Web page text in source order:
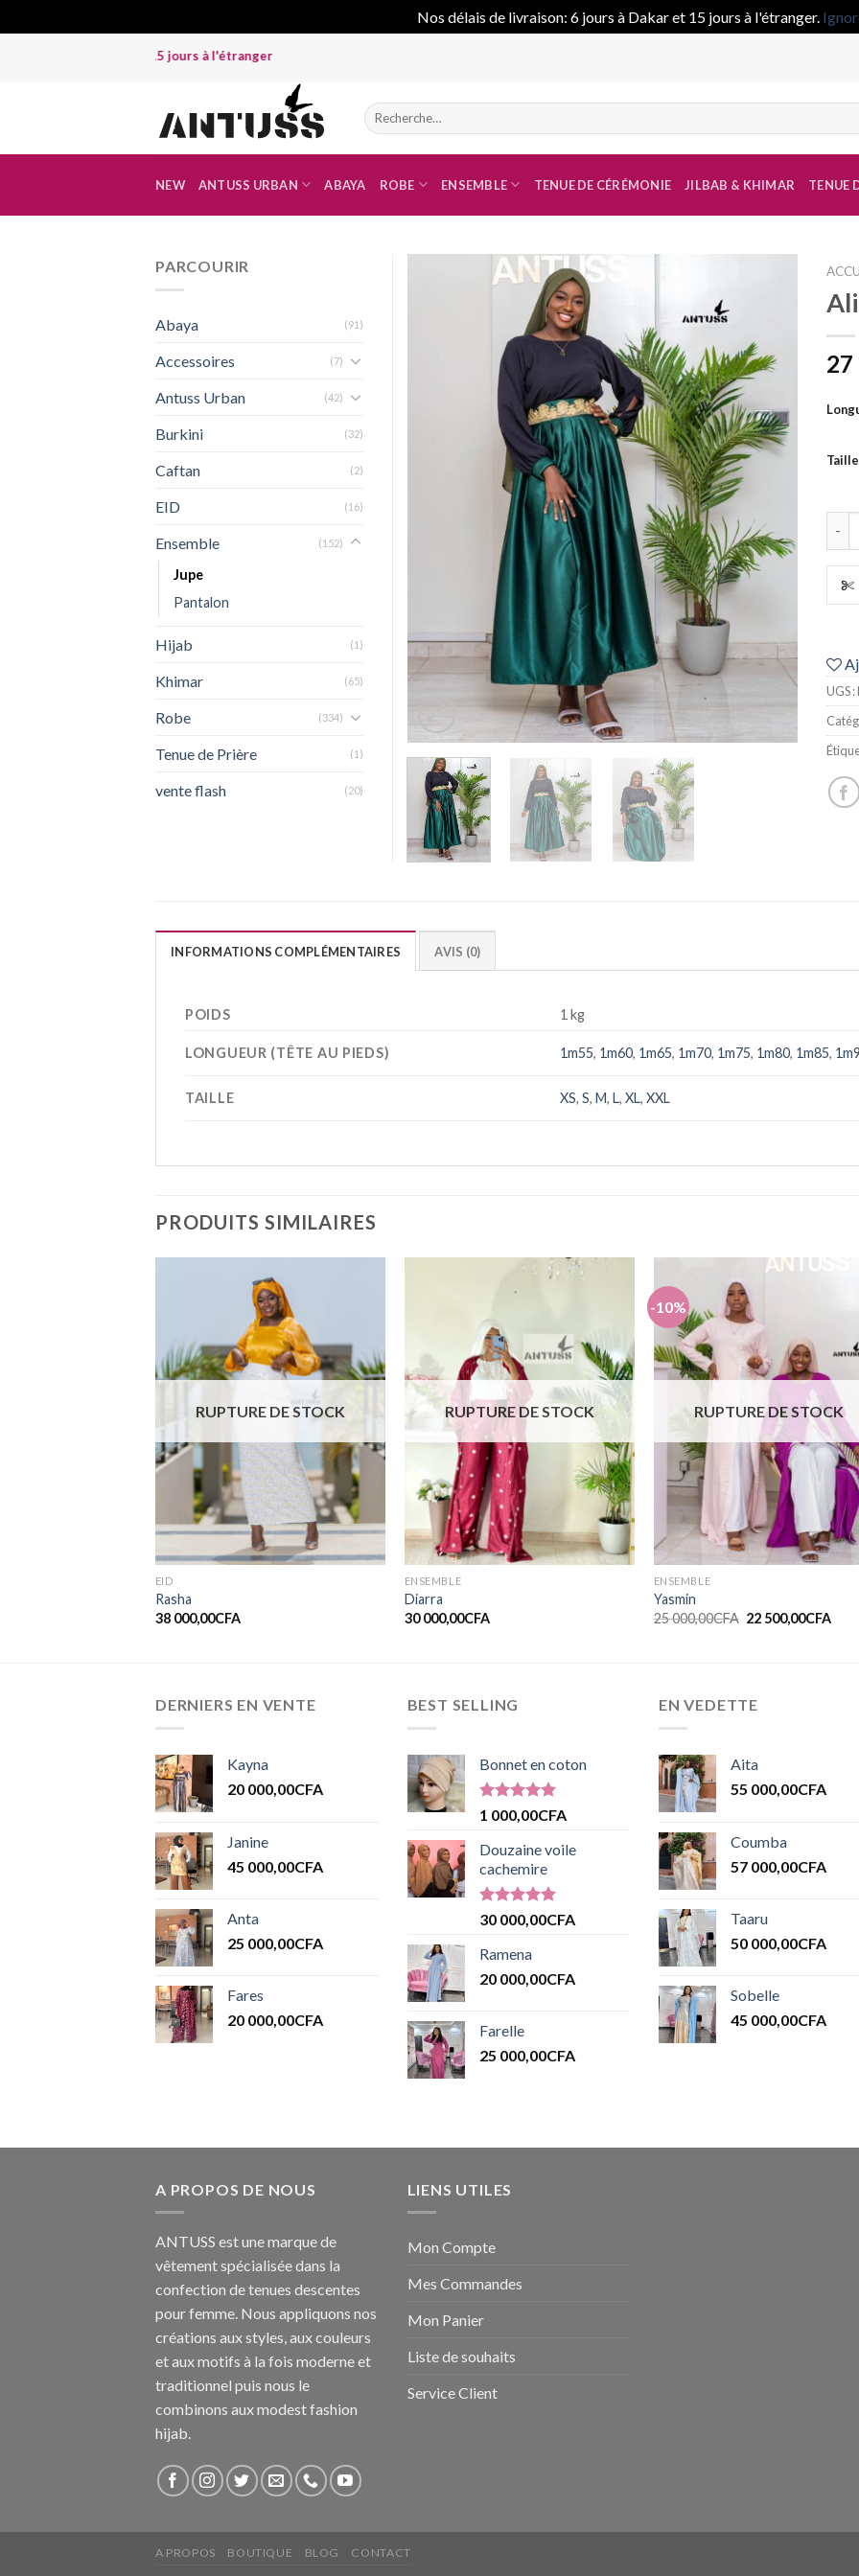
Nos délais de livraison: 6 jours à Dakar et 15 jours à l'étranger.
à Dakar et 15 jours à l'étranger
Recherche
pour :
NEW ANTUSS URBAN ABAYA ROBE ENSEMBLE TENUE DE CÉRÉMONIE JILBAB & KHIMAR TENUE
à la liste
de
souhaits
27
Taille
UGS :
PARCOURIR
Abaya (91)
Accessoires (7)
Antuss Urban (42)
Burkini (32)
Caftan (2)
EID (16)
Ensemble (152)
Jupe
Pantalon
Hijab (1)
Khimar (65)
Robe (334)
Tenue de Prière (1)
vente flash (20)
INFORMATIONS COMPLÉMENTAIRES AVIS (0)
POIDS 1 kg
LONGUEUR (TÊTE AU PIEDS) 1m55, 1m60, 1m65, 1m70, 1m75, 1m80, 1m85,
TAILLE XS,S, M, L,XL,XXL
PRODUITS SIMILAIRES
souhaits
RUPTURE DE STOCK
EID
Rasha
38 000,00CFA
de
souhaits
RUPTURE DE STOCK
ENSEMBLE
Diarra
30 000,00CFA
-10%
de
RUPTURE DE STOCK
ENSEMBLE
Yasmin
25 000,00CFA 22 500,00CFA
DERNIERS EN VENTE
Kayna
20 000,00CFA
Janine
45 000,00CFA
Anta
25 000,00CFA
Fares
20 000,00CFA
BEST SELLING
Bonnet en coton
Note5.00
1 000,00CFA
Douzaine voile
cachemire
Note5.00
30 000,00CFA
Ramena
20 000,00CFA
Farelle
25 000,00CFA
EN VEDETTE
Aita
55 000,00CFA
Coumba
57 000,00CFA
Taaru
50 000,00CFA
Sobelle
45 000,00CFA
A PROPOS DE NOUS
ANTUSS est une marque de
vêtement spécialisée dans la
confection de tenues descentes
pour femme. Nous appliquons nos
créations aux styles, aux couleurs
et aux motifs à la fois moderne et
traditionnel puis nous le
combinons aux modest fashion
hijab.
LIENS UTILES
Mon Compte
Mes Commandes
Mon Panier
Liste de souhaits
Service Client
A PROPOS BOUTIQUE BLOG CONTACT